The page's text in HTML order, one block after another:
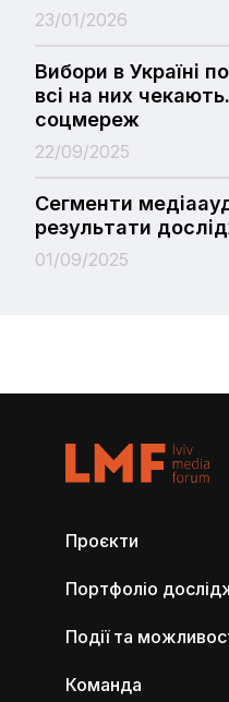
23/01/2026
Вибори в Україні
всі на них
соцмереж
22/09/2025
Сегменти
результати
01/09/2025
Проєкти
Портфоліо
Події та
Команда